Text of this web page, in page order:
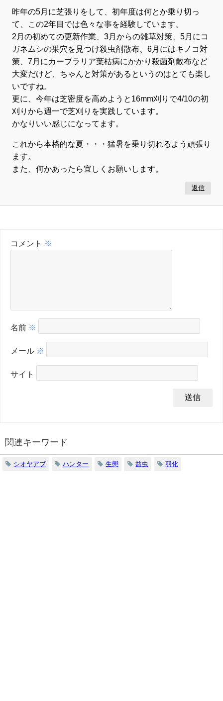
昨年の5月に芝張りをして、初年度は何とか乗り切っ
て、この2年目では色々な事を経験しています。
2月の初めての更新作業、3月からの雑草対策、5月にコ
ガネムシの巣穴を見つけ殺虫剤散布、6月にはキノコ対
策、7月にカーブラリア葉枯病にかかり殺菌剤散布など
大変だけど、ちゃんと対策があるというのはとても楽し
いですね。
更に、今年は芝密度を高めようと16mm刈りで4/10の初
刈りから週一で芝刈りを実践しています。
かなりいい感じになってます。
これから本格的な夏・・・猛暑を乗り切れるよう頑張り
ます。
また、何かあったら宜しくお願いします。
返信
コメント ※
名前 ※
メール ※
サイト
関連キーワード
シオヤアブ ハンター 生態 益虫 羽化